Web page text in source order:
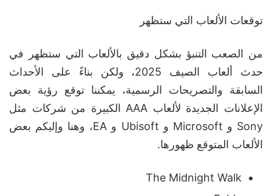
توقعات الألعاب التي ستظهر
من الصعب التنبؤ بشكل دقيق بالألعاب التي ستظهر في
حدث ألعاب الصيف 2025، ولكن بناءً على الأحداث
السابقة والتصريحات الرسمية، يمكننا توقع رؤية بعض
الإعلانات الجديدة لألعاب AAA الكبيرة من شركات مثل
Sony و Microsoft و Ubisoft و EA، وهنا وإليكم بعض
الألعاب المتوقع ظهورها.
The Midnight Walk